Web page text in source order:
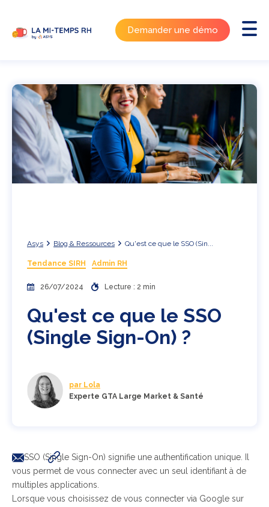
Demander une démo
Asys Blog & Ressources Qu'est ce que le SSO (Sin...
Tendance SIRH Admin RH
26/07/2024 Lecture : 2 min
Qu'est ce que le SSO
(Single Sign-On) ?
par Lola
Experte GTA Large Market & Santé
Le SSO (Single Sign-On) signifie une authentification unique. Il
vous permet de vous connecter avec un seul identifiant à de
multiples applications.
Lorsque vous choisissez de vous connecter via Google sur